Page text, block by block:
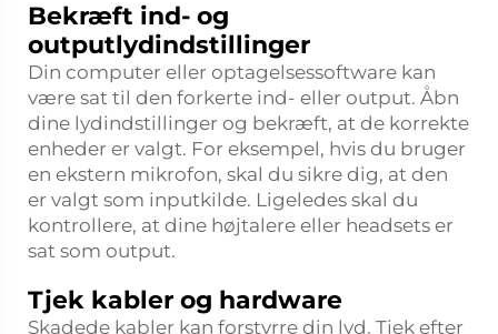
Bekræft ind- og
outputlydindstillinger
Din computer eller optagelsessoftware kan
være sat til den forkerte ind- eller output. Åbn
dine lydindstillinger og bekræft, at de korrekte
enheder er valgt. For eksempel, hvis du bruger
en ekstern mikrofon, skal du sikre dig, at den
er valgt som inputkilde. Ligeledes skal du
kontrollere, at dine højtalere eller headsets er
sat som output.
Tjek kabler og hardware
Skadede kabler kan forstyrre din lyd. Tjek efter